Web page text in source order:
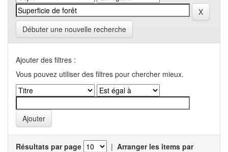
Débuter une nouvelle recherche
Ajouter des filtres :
Vous pouvez utiliser des filtres pour chercher mieux.
Résultats par page | Arranger les items par